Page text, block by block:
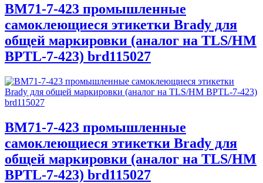
BM71-7-423 промышленные
самоклеющиеся этикетки Brady для
общей маркировки (аналог на TLS/HM
BPTL-7-423) brd115027
BM71-7-423 промышленные
самоклеющиеся этикетки Brady для
общей маркировки (аналог на TLS/HM
BPTL-7-423) brd115027